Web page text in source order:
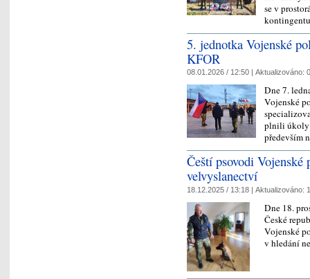
se v
5. jednotka Vojenské
KFOR
08.01.2026 / 12:50 | Aktualizováno:
Dne 7.
Vojenské
plnili úkoly
především
Čeští psovodi
velvyslanectví
18.12.2025 / 13:18 | Aktualizováno:
Dne 18.
České
Vojenské
v hledání